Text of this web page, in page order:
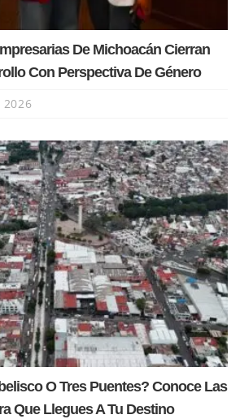
De Michoacán Cierran
Con Perspectiva De Género
2026
O Tres Puentes? Conoce Las
Que Llegues A Tu Destino